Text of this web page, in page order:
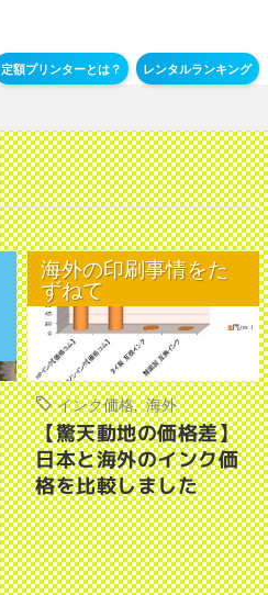
定額プリンターとは？ レンタルランキング
海外の印刷事情をた
ずねて
インク価格,海外
【驚天動地の価格差】
日本と海外のインク価
格を比較しました